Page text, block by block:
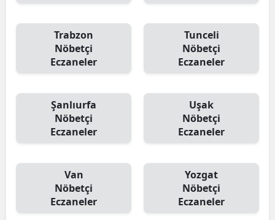
Trabzon
Nöbetçi
Eczaneler
Tunceli
Nöbetçi
Eczaneler
Şanlıurfa
Nöbetçi
Eczaneler
Uşak
Nöbetçi
Eczaneler
Van
Nöbetçi
Eczaneler
Yozgat
Nöbetçi
Eczaneler